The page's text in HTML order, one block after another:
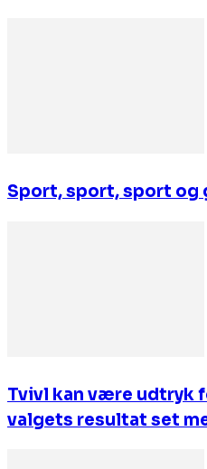
Sport, sport, sport og
Tvivl kan være udtryk
valgets resultat set